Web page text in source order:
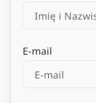
E-mail